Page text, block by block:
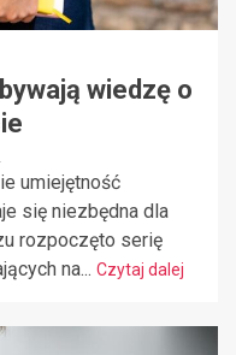
wiedzę o
umiejętność
się niezbędna dla
rozpoczęto serię
na... Czytaj dalej